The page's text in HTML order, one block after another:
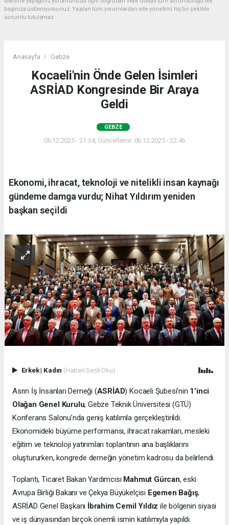
başınıza üstleniyorsunuz. Yazılan tüm yorumlardan site yönetimi hiçbir şekilde
sorumlu tutulamaz.
Anasayfa Gebze
Kocaeli'nin Önde Gelen İsimleri
ASRİAD Kongresinde Bir Araya
Geldi
GEBZE
06.12.2025 - 21:34, Güncelleme: 06.12.2025 - 22:46
Ekonomi, ihracat, teknoloji ve nitelikli insan kaynağı
gündeme damga vurdu; Nihat Yıldırım yeniden
başkan seçildi
Erkek| Kadın (Haberi Sesli Oku)
Asrın İş İnsanları Derneği (ASRİAD) Kocaeli Şubesi’nin 1’inci
Olağan Genel Kurulu, Gebze Teknik Üniversitesi (GTÜ)
Konferans Salonu’nda geniş katılımla gerçekleştirildi.
Ekonomideki büyüme performansı, ihracat rakamları, mesleki
eğitim ve teknoloji yatırımları toplantının ana başlıklarını
oluştururken, kongrede derneğin yönetim kadrosu da belirlendi.
Toplantı, Ticaret Bakan Yardımcısı Mahmut Gürcan, eski
Avrupa Birliği Bakanı ve Çekya Büyükelçisi Egemen Bağış,
ASRİAD Genel Başkanı İbrahim Cemil Yıldız ile bölgenin siyasi
ve iş dünyasından birçok önemli ismin katılımıyla yapıldı.